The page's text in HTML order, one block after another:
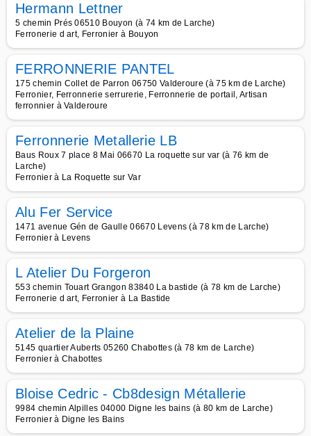
Hermann Lettner
5 chemin Prés 06510 Bouyon (à 74 km de Larche)
Ferronerie d art, Ferronier à Bouyon
FERRONNERIE PANTEL
175 chemin Collet de Parron 06750 Valderoure (à 75 km de Larche)
Ferronier, Ferronnerie serrurerie, Ferronnerie de portail, Artisan
ferronnier à Valderoure
Ferronnerie Metallerie LB
Baus Roux 7 place 8 Mai 06670 La roquette sur var (à 76 km de
Larche)
Ferronier à La Roquette sur Var
Alu Fer Service
1471 avenue Gén de Gaulle 06670 Levens (à 78 km de Larche)
Ferronier à Levens
L Atelier Du Forgeron
553 chemin Touart Grangon 83840 La bastide (à 78 km de Larche)
Ferronerie d art, Ferronier à La Bastide
Atelier de la Plaine
5145 quartier Auberts 05260 Chabottes (à 78 km de Larche)
Ferronier à Chabottes
Bloise Cedric - Cb8design Métallerie
9984 chemin Alpilles 04000 Digne les bains (à 80 km de Larche)
Ferronier à Digne les Bains